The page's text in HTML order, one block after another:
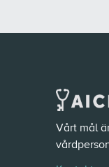
Vårt mål